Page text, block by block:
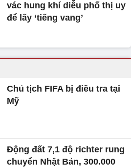
vác hung khí diễu phố thị uy
để lấy ‘tiếng vang’
Chủ tịch FIFA bị điều tra tại
Mỹ
Động đất 7,1 độ richter rung
chuyển Nhật Bản, 300.000